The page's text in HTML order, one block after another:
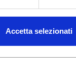
Accetta selezionati